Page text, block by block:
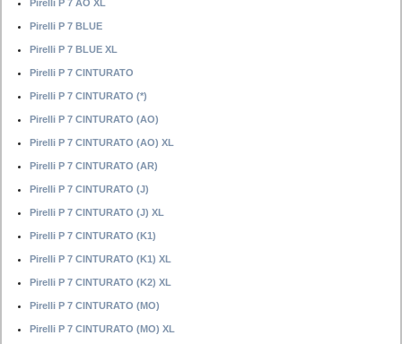
Pirelli P 7 AO XL
Pirelli P 7 BLUE
Pirelli P 7 BLUE XL
Pirelli P 7 CINTURATO
Pirelli P 7 CINTURATO (*)
Pirelli P 7 CINTURATO (AO)
Pirelli P 7 CINTURATO (AO) XL
Pirelli P 7 CINTURATO (AR)
Pirelli P 7 CINTURATO (J)
Pirelli P 7 CINTURATO (J) XL
Pirelli P 7 CINTURATO (K1)
Pirelli P 7 CINTURATO (K1) XL
Pirelli P 7 CINTURATO (K2) XL
Pirelli P 7 CINTURATO (MO)
Pirelli P 7 CINTURATO (MO) XL